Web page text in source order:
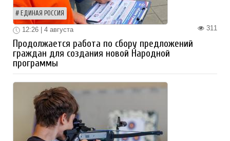
ЕДИНАЯ РОССИЯ
311
12:26 | 4 августа
Продолжается работа по сбору предложений
граждан для создания новой Народной
программы